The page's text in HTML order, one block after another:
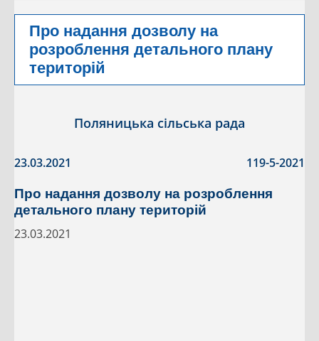
Про надання дозволу на
розроблення детального плану
територій
Поляницька сільська рада
23.03.2021 119-5-2021
Про надання дозволу на розроблення
детального плану територій
23.03.2021